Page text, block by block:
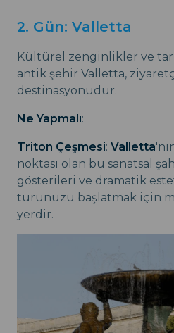
2. Gün: Valletta
Kültürel zenginlikler ve
antik şehir Valletta,
destinasyonudur.
Ne Yapmalı:
Triton Çeşmesi: Valletta
noktası olan bu sanatsal
gösterileri ve dramatik
turunuzu başlatmak için
yerdir.